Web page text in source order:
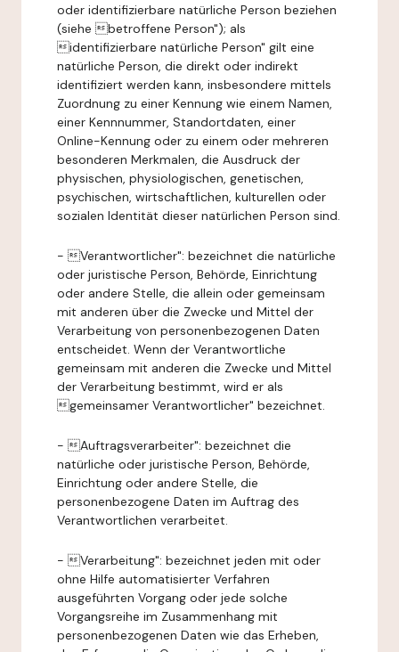
oder identifizierbare natürliche Person beziehen
(siehe betroffene Person"); als
identifizierbare natürliche Person" gilt eine
natürliche Person, die direkt oder indirekt
identifiziert werden kann, insbesondere mittels
Zuordnung zu einer Kennung wie einem Namen,
einer Kennnummer, Standortdaten, einer
Online-Kennung oder zu einem oder mehreren
besonderen Merkmalen, die Ausdruck der
physischen, physiologischen, genetischen,
psychischen, wirtschaftlichen, kulturellen oder
sozialen Identität dieser natürlichen Person sind.
- Verantwortlicher": bezeichnet die natürliche
oder juristische Person, Behörde, Einrichtung
oder andere Stelle, die allein oder gemeinsam
mit anderen über die Zwecke und Mittel der
Verarbeitung von personenbezogenen Daten
entscheidet. Wenn der Verantwortliche
gemeinsam mit anderen die Zwecke und Mittel
der Verarbeitung bestimmt, wird er als
gemeinsamer Verantwortlicher" bezeichnet.
- Auftragsverarbeiter": bezeichnet die
natürliche oder juristische Person, Behörde,
Einrichtung oder andere Stelle, die
personenbezogene Daten im Auftrag des
Verantwortlichen verarbeitet.
- Verarbeitung": bezeichnet jeden mit oder
ohne Hilfe automatisierter Verfahren
ausgeführten Vorgang oder jede solche
Vorgangsreihe im Zusammenhang mit
personenbezogenen Daten wie das Erheben,